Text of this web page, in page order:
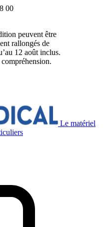
00
peuvent être
rallongés de
12 août inclus.
Le matériel